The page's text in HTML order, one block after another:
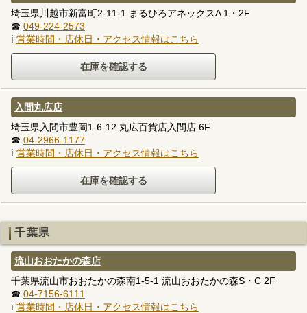
埼玉県川越市新富町2-11-1 まるひろアネックスA 1・2F
☎ 049-224-2573
ℹ 営業時間・店休日・アクセス情報はこちら
入間丸広店
埼玉県入間市豊岡1-6-12 丸広百貨店入間店 6F
☎ 04-2966-1177
ℹ 営業時間・店休日・アクセス情報はこちら
千葉県
流山おおたかの森店
千葉県流山市おおたかの森南1-5-1 流山おおたかの森S・C 2F
☎ 04-7156-6111
ℹ 営業時間・店休日・アクセス情報はこちら